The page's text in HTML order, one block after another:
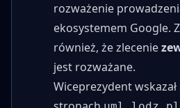
rozważenie
ekosystemem Google.
również, że zlecenie
jest rozważane.
Wiceprezydent